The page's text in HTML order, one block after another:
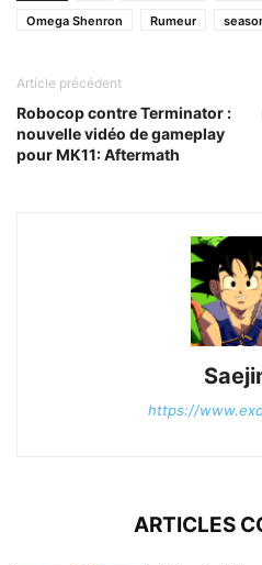
Omega Shenron Rumeur
Article précédent
Robocop contre Terminator :
nouvelle vidéo de gameplay
pour MK11: Aftermath
https://
ARTICLES